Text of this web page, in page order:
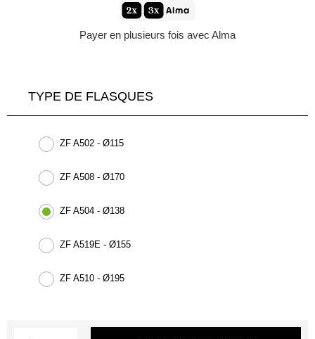
Payer en plusieurs fois avec Alma
TYPE DE FLASQUES
ZF A502 - Ø115
ZF A508 - Ø170
ZF A504 - Ø138
ZF A519E - Ø155
ZF A510 - Ø195